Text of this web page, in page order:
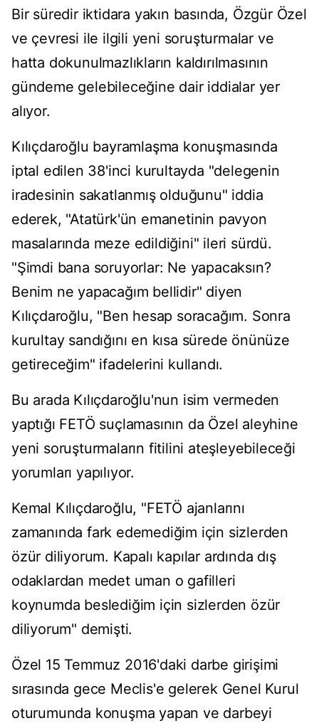
Bir süredir iktidara yakın basında, Özgür Özel
ve çevresi ile ilgili yeni soruşturmalar ve
hatta dokunulmazlıkların kaldırılmasının
gündeme gelebileceğine dair iddialar yer
alıyor.
Kılıçdaroğlu bayramlaşma konuşmasında
iptal edilen 38'inci kurultayda "delegenin
iradesinin sakatlanmış olduğunu" iddia
ederek, "Atatürk'ün emanetinin pavyon
masalarında meze edildiğini" ileri sürdü.
"Şimdi bana soruyorlar: Ne yapacaksın?
Benim ne yapacağım bellidir" diyen
Kılıçdaroğlu, "Ben hesap soracağım. Sonra
kurultay sandığını en kısa sürede önünüze
getireceğim" ifadelerini kullandı.
Bu arada Kılıçdaroğlu'nun isim vermeden
yaptığı FETÖ suçlamasının da Özel aleyhine
yeni soruşturmaların fitilini ateşleyebileceği
yorumları yapılıyor.
Kemal Kılıçdaroğlu, "FETÖ ajanlarını
zamanında fark edemediğim için sizlerden
özür diliyorum. Kapalı kapılar ardında dış
odaklardan medet uman o gafilleri
koynumda beslediğim için sizlerden özür
diliyorum" demişti.
Özel 15 Temmuz 2016'daki darbe girişimi
sırasında gece Meclis'e gelerek Genel Kurul
oturumunda konuşma yapan ve darbeyi